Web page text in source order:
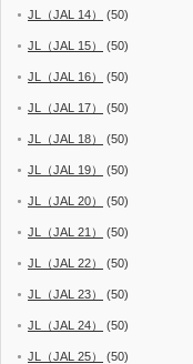
JL（JAL 14） (50)
JL（JAL 15） (50)
JL（JAL 16） (50)
JL（JAL 17） (50)
JL（JAL 18） (50)
JL（JAL 19） (50)
JL（JAL 20） (50)
JL（JAL 21） (50)
JL（JAL 22） (50)
JL（JAL 23） (50)
JL（JAL 24） (50)
JL（JAL 25） (50)